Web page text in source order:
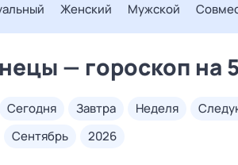
Женский Мужской
— гороскоп на
сегодня завтра неделя
сентябрь 2026